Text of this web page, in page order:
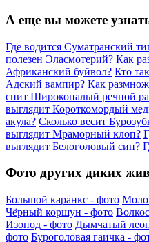
А еще вы можете
Где водится Суматранский
полезен Эласмотерий? Как
Африканский буйвол? Кто
Адский вампир? Как
спит Широкопалый речной
выглядит Короткомордый
акула? Сколько весит
выглядит Мраморный клоп?
выглядит Белоголовый сип?
Фото других диких
Большой каранкс - фото
Чёрный коршун - фото
Изопод - фото Дымчатый
фото Буроголовая гаичка -